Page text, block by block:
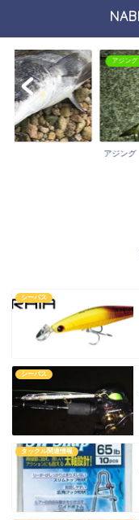
アジング
アジング
シーバス
シーバス
タックル関連情報